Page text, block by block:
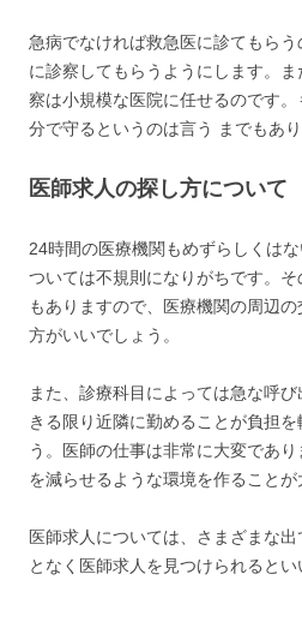
急病でなければ救急医に診てもら
に診察してもらうようにします。
察は小規模な医院に任せるのです
分で守るというのは言う までもあり
医師求人の探し方について
24時間の医療機関もめずらしくは
ついては不規則になりがちです。
もありますので、医療機関の周辺
方がいいでしょう。
また、診療科目によっては急な呼
きる限り近隣に勤めることが負担
う。医師の仕事は非常に大変であ
を減らせるような環境を作ることが
医師求人については、さまざまな
となく医師求人を見つけられるとい